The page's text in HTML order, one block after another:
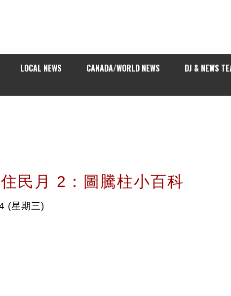
LOCAL NEWS CANADA/WORLD NEWS DJ & NEWS
民月 2：圖騰柱小百科
(星期三)